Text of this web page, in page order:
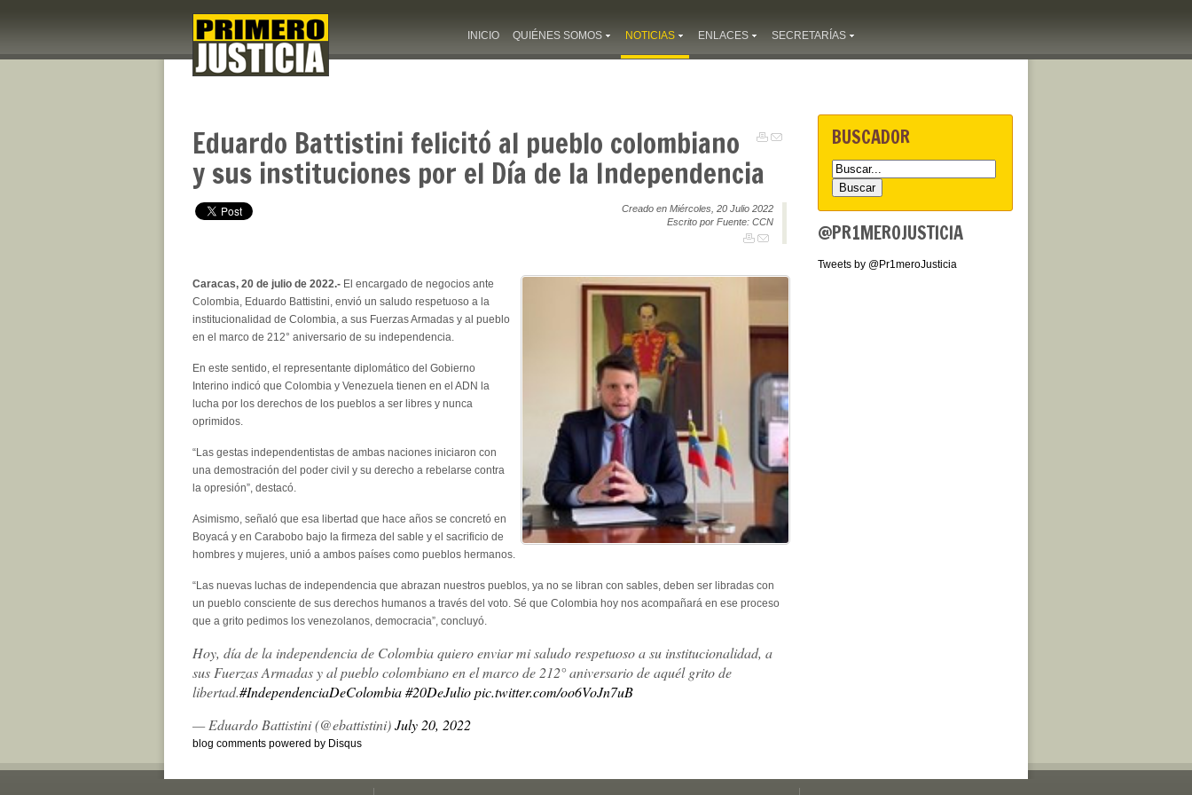
INICIO QUIÉNES SOMOS NOTICIAS ENLACES SECRETARÍAS
Eduardo Battistini felicitó al pueblo colombiano
y sus instituciones por el Día de la Independencia
Creado en Miércoles, 20 Julio 2022
Escrito por Fuente: CCN
Caracas, 20 de julio de 2022.- El encargado de negocios ante
Colombia, Eduardo Battistini, envió un saludo respetuoso a la
institucionalidad de Colombia, a sus Fuerzas Armadas y al pueblo
en el marco de 212° aniversario de su independencia.
En este sentido, el representante diplomático del Gobierno
Interino indicó que Colombia y Venezuela tienen en el ADN la
lucha por los derechos de los pueblos a ser libres y nunca
oprimidos.
“Las gestas independentistas de ambas naciones iniciaron con
una demostración del poder civil y su derecho a rebelarse contra
la opresión”, destacó.
Asimismo, señaló que esa libertad que hace años se concretó en
Boyacá y en Carabobo bajo la firmeza del sable y el sacrificio de
hombres y mujeres, unió a ambos países como pueblos hermanos.
“Las nuevas luchas de independencia que abrazan nuestros pueblos, ya no se libran con sables, deben ser libradas con
un pueblo consciente de sus derechos humanos a través del voto. Sé que Colombia hoy nos acompañará en ese proceso
que a grito pedimos los venezolanos, democracia”, concluyó.
Hoy, día de la independencia de Colombia quiero enviar mi saludo respetuoso a su institucionalidad, a
sus Fuerzas Armadas y al pueblo colombiano en el marco de 212° aniversario de aquél grito de
libertad.#IndependenciaDeColombia#20DeJuliopic.twitter.com/oo6VoJn7uB
— Eduardo Battistini (@ebattistini)July 20, 2022
blog comments powered by Disqus
BUSCADOR
@PR1MEROJUSTICIA
Tweets by @Pr1meroJusticia